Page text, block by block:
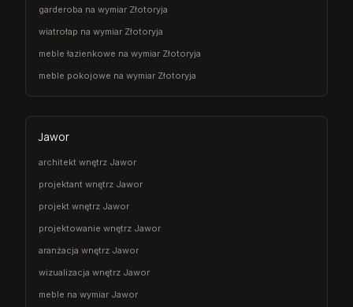
garderoba na wymiar Złotoryja
wiatrołap na wymiar Złotoryja
meble łazienkowe na wymiar Złotoryja
meble pokojowe na wymiar Złotoryja
Jawor
architekt wnętrz Jawor
projektant wnętrz Jawor
projekt wnętrz Jawor
projektowanie wnętrz Jawor
aranżacja wnętrz Jawor
wizualizacja wnętrz Jawor
meble na wymiar Jawor